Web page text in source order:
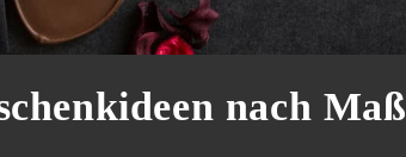
nach Maß